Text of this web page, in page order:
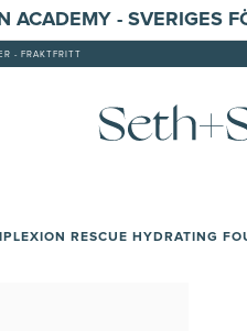
ACADEMY - SVERIGES
- FRAKTFRITT
RESCUE HYDRATING